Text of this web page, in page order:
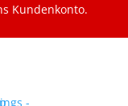
Kundenkonto.